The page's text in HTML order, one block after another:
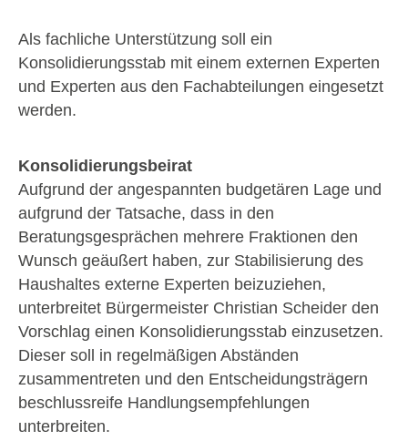
Als fachliche Unterstützung soll ein
Konsolidierungsstab mit einem externen Experten
und Experten aus den Fachabteilungen eingesetzt
werden.
Konsolidierungsbeirat
Aufgrund der angespannten budgetären Lage und
aufgrund der Tatsache, dass in den
Beratungsgesprächen mehrere Fraktionen den
Wunsch geäußert haben, zur Stabilisierung des
Haushaltes externe Experten beizuziehen,
unterbreitet Bürgermeister Christian Scheider den
Vorschlag einen Konsolidierungsstab einzusetzen.
Dieser soll in regelmäßigen Abständen
zusammentreten und den Entscheidungsträgern
beschlussreife Handlungsempfehlungen
unterbreiten.